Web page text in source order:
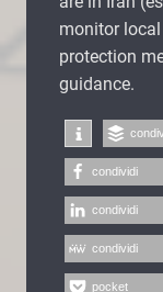
monitor
protection
guidance.
condividi
condividi
condividi
pocket